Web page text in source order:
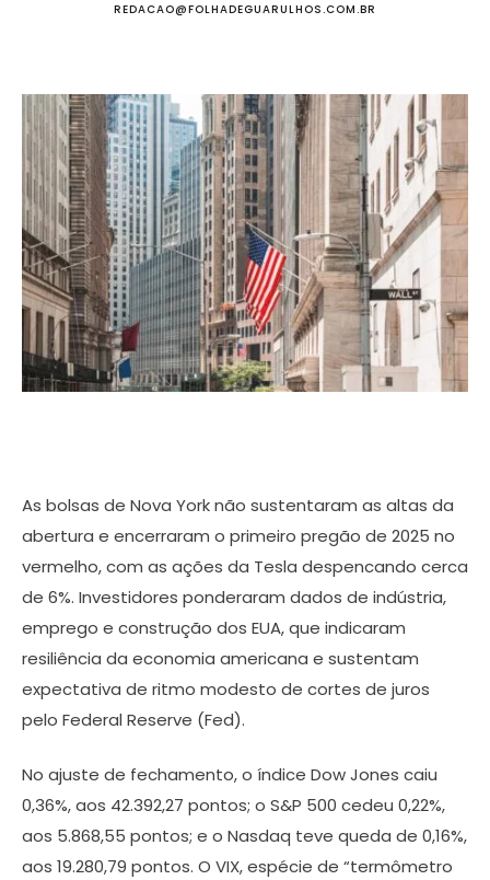
REDACAO@FOLHADEGUARULHOS.COM.BR
As bolsas de Nova York não sustentaram as altas da
abertura e encerraram o primeiro pregão de 2025 no
vermelho, com as ações da Tesla despencando cerca
de 6%. Investidores ponderaram dados de indústria,
emprego e construção dos EUA, que indicaram
resiliência da economia americana e sustentam
expectativa de ritmo modesto de cortes de juros
pelo Federal Reserve (Fed).
No ajuste de fechamento, o índice Dow Jones caiu
0,36%, aos 42.392,27 pontos; o S&P 500 cedeu 0,22%,
aos 5.868,55 pontos; e o Nasdaq teve queda de 0,16%,
aos 19.280,79 pontos. O VIX, espécie de “termômetro